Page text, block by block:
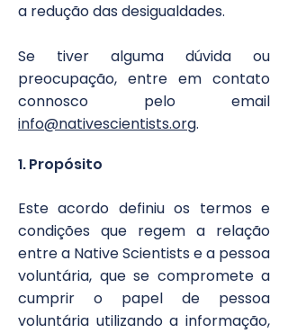
a redução das desigualdades.
Se tiver alguma dúvida ou
preocupação, entre em contato
connosco pelo email
info@nativescientists.org.
​​​1. Propósito
Este acordo definiu os termos e
condições que regem a relação
entre a Native Scientists e a pessoa
voluntária, que se compromete a
cumprir o papel de pessoa
voluntária utilizando a informação,